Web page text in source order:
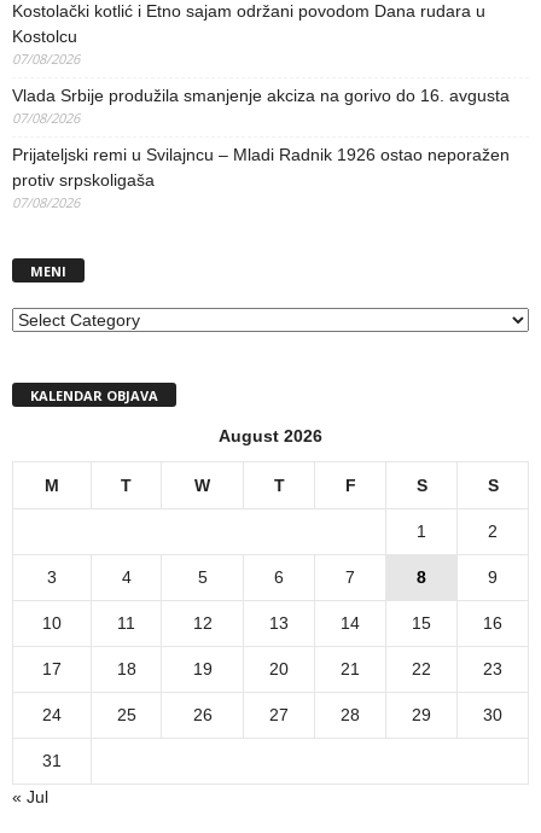
Kostolački kotlić i Etno sajam održani povodom Dana rudara u
Kostolcu
07/08/2026
Vlada Srbije produžila smanjenje akciza na gorivo do 16. avgusta
07/08/2026
Prijateljski remi u Svilajncu – Mladi Radnik 1926 ostao neporažen
protiv srpskoligaša
07/08/2026
MENI
MENI
KALENDAR OBJAVA
August 2026
M T W T F S S
1 2
3 4 5 6 7 8 9
10 11 12 13 14 15 16
17 18 19 20 21 22 23
24 25 26 27 28 29 30
31
« Jul